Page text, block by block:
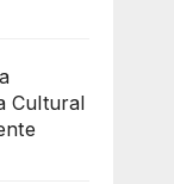
Cultural